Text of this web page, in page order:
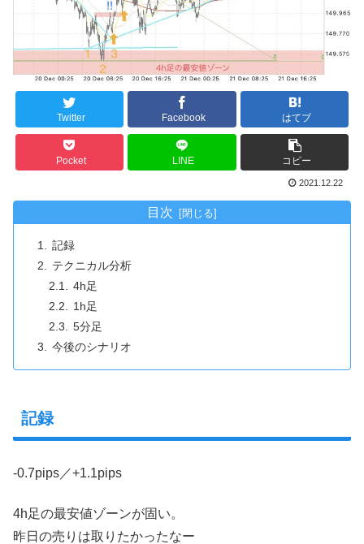
Twitter Facebook はてブ
Pocket LINE コピー
2021.12.22
目次
記録
テクニカル分析
4h足
1h足
5分足
今後のシナリオ
記録
-0.7pips／+1.1pips
4h足の最安値ゾーンが固い。
昨日の売りは取りたかったなー